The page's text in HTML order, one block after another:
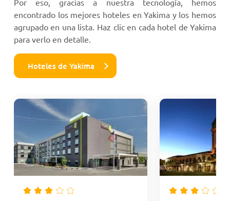
encontrado los mejores hoteles en Yakima y los hemos
agrupado en una lista. Haz clic en cada hotel de Yakima
para verlo en detalle.
Hoteles de Yakima